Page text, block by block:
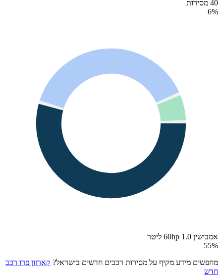
40 מסירות
6%
אמבישין 60hp 1.0 ליטר
55%
מחפשים מידע מקיף על מסירות רכבים חדשים בישראל? קארזון פרו רכב
חדש